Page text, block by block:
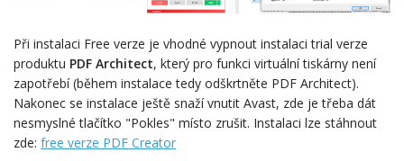
Při instalaci Free verze je vhodné vypnout instalaci trial verze
produktu PDF Architect, který pro funkci virtuální tiskárny není
zapotřebí (během instalace tedy odškrtněte PDF Architect).
Nakonec se instalace ještě snaží vnutit Avast, zde je třeba dát
nesmyslné tlačítko "Pokles" místo zrušit. Instalaci lze stáhnout
zde: free verze PDF Creator